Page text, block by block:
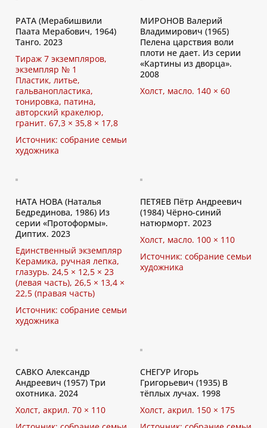
PATA (Мерабишвили
Паата Мерабович, 1964)
Танго. 2023
Тираж 7 экземпляров,
экземпляр № 1
Пластик, литье,
гальванопластика,
тонировка, патина,
авторский кракелюр,
гранит. 67,3 × 35,8 × 17,8
Источник: собрание семьи
художника
МИРОНОВ Валерий
Владимирович (1965)
Пелена царствия воли
плоти не дает. Из серии
«Картины из дворца».
2008
Холст, масло. 140 × 60
НАТА НОВА (Наталья
Бедрединова, 1986) Из
серии «Протоформы».
Диптих. 2023
Единственный экземпляр
Керамика, ручная лепка,
глазурь. 24,5 × 12,5 × 23
(левая часть), 26,5 × 13,4 ×
22,5 (правая часть)
Источник: собрание семьи
художника
ПЕТЯЕВ Пётр Андреевич
(1984) Чёрно-синий
натюрморт. 2023
Холст, масло. 100 × 110
Источник: собрание семьи
художника
САВКО Александр
Андреевич (1957) Три
охотника. 2024
Холст, акрил. 70 × 110
СНЕГУР Игорь
Григорьевич (1935) В
тёплых лучах. 1998
Холст, акрил. 150 × 175